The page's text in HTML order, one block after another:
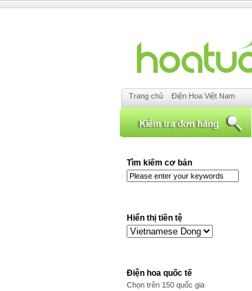
Trang chủ Điện Hoa Việt Nam
Tìm kiếm cơ bản
Hiển thị tiền tệ
Điện hoa quốc tế
Chọn trên 150 quốc gia